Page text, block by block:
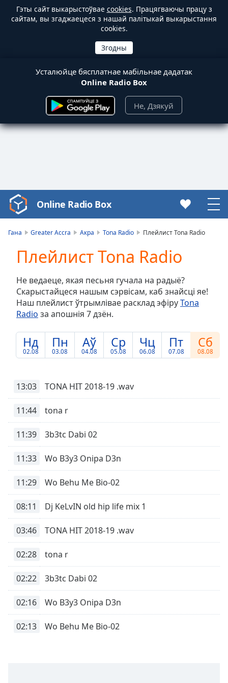
Гэты сайт выкарыстоўвае cookies. Працягваючы працу з
сайтам, вы згаджаецеся з нашай палітыкай выкарыстання
cookies.
Усталюйце бясплатнае мабільнае дадатак
Online Radio Box
Не, Дзякуй
Video
Player
Video
Skip
Backward
Skip
Forward
Current
0:00
0.00%
Stream
Type LIVE
live,
behind
LIVE
Time-
Rate
Chapters
Descriptions
off,
selected
Online Radio Box
Гана Greater Accra Акра Tona Radio Плейлист Tona Radio
Плейлист Tona Radio
Не ведаеце, якая песьня гучала на радыё?
Скарыстайцеся нашым сэрвісам, каб знайсці яе!
Наш плейлист ўтрымлівае расклад эфіруTona
Radio за апошнія 7 дзён.
Нд
02.08
Пн
03.08
Аў
04.08
Ср
05.08
Чц
06.08
Пт
07.08
Сб
08.08
13:03 TONA HIT 2018-19 .wav
11:44 tona r
11:39 3b3tc Dabi 02
11:33 Wo B3y3 Onipa D3n
11:29 Wo Behu Me Bio-02
08:11 Dj KeLvIN old hip life mix 1
03:46 TONA HIT 2018-19 .wav
02:28 tona r
02:22 3b3tc Dabi 02
02:16 Wo B3y3 Onipa D3n
02:13 Wo Behu Me Bio-02